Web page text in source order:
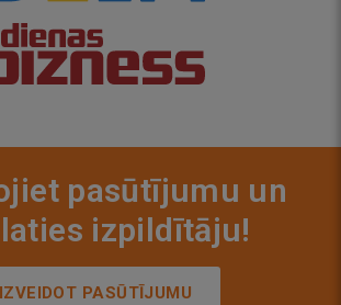
pasūtījumu un
izpildītāju!
IZVEIDOT PASŪTĪJUMU